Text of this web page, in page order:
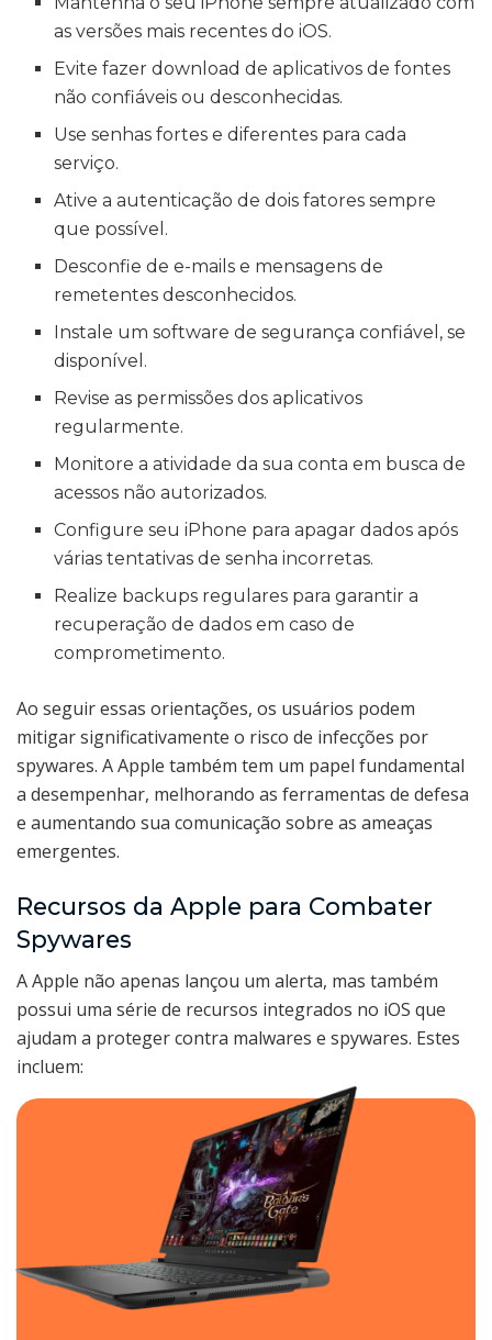
as versões mais recentes do iOS.
Evite fazer download de aplicativos de fontes
não confiáveis ou desconhecidas.
Use senhas fortes e diferentes para cada
serviço.
Ative a autenticação de dois fatores sempre
que possível.
Desconfie de e-mails e mensagens de
remetentes desconhecidos.
Instale um software de segurança confiável, se
disponível.
Revise as permissões dos aplicativos
regularmente.
Monitore a atividade da sua conta em busca de
acessos não autorizados.
Configure seu iPhone para apagar dados após
várias tentativas de senha incorretas.
Realize backups regulares para garantir a
recuperação de dados em caso de
comprometimento.
Ao seguir essas orientações, os usuários podem
mitigar significativamente o risco de infecções por
spywares. A Apple também tem um papel fundamental
a desempenhar, melhorando as ferramentas de defesa
e aumentando sua comunicação sobre as ameaças
emergentes.
Recursos da Apple para Combater
Spywares
A Apple não apenas lançou um alerta, mas também
possui uma série de recursos integrados no iOS que
ajudam a proteger contra malwares e spywares. Estes
incluem: